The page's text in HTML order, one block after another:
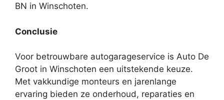
BN in Winschoten.
Conclusie
Voor betrouwbare autogarageservice is Auto De
Groot in Winschoten een uitstekende keuze.
Met vakkundige monteurs en jarenlange
ervaring bieden ze onderhoud, reparaties en